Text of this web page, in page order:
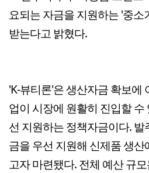
요되는 자금을 지원하는 '중소
받는다고 밝혔다.
'K-뷰티론'은 생산자금 확보에
업이 시장에 원활히 진입할
선 지원하는 정책자금이다.
금을 우선 지원해 신제품 생
고자 마련됐다. 전체 예산 규